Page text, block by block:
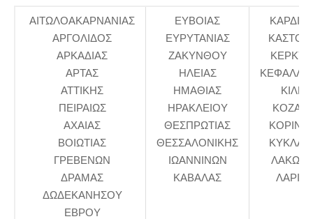
ΑΙΤΩΛΟΑΚΑΡΝΑΝΙΑΣ
ΑΡΓΟΛΙΔΟΣ
ΑΡΚΑΔΙΑΣ
ΑΡΤΑΣ
ΑΤΤΙΚΗΣ
ΠΕΙΡΑΙΩΣ
ΑΧΑΙΑΣ
ΒΟΙΩΤΙΑΣ
ΓΡΕΒΕΝΩΝ
ΔΡΑΜΑΣ
ΔΩΔΕΚΑΝΗΣΟΥ
ΕΒΡΟΥ
ΕΥΒΟΙΑΣ
ΕΥΡΥΤΑΝΙΑΣ
ΖΑΚΥΝΘΟΥ
ΗΛΕΙΑΣ
ΗΜΑΘΙΑΣ
ΗΡΑΚΛΕΙΟΥ
ΘΕΣΠΡΩΤΙΑΣ
ΘΕΣΣΑΛΟΝΙΚΗΣ
ΙΩΑΝΝΙΝΩΝ
ΚΑΒΑΛΑΣ
ΚΙΛΚΙΣ